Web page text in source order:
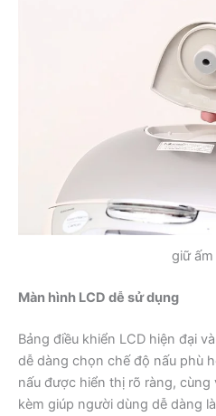
giữ
Màn hình LCD dễ sử dụng
Bảng điều khiển LCD hiện đại
dễ dàng chọn chế độ nấu phù
nấu được hiển thị rõ ràng,
kèm giúp người dùng dễ dàng